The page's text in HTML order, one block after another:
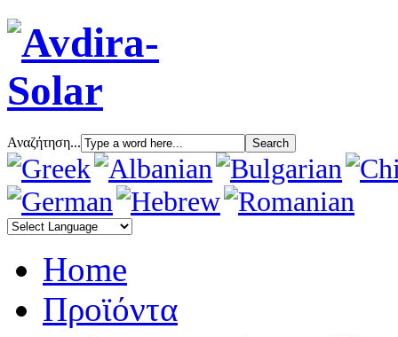
Αναζήτηση...
Home
Προϊόντα